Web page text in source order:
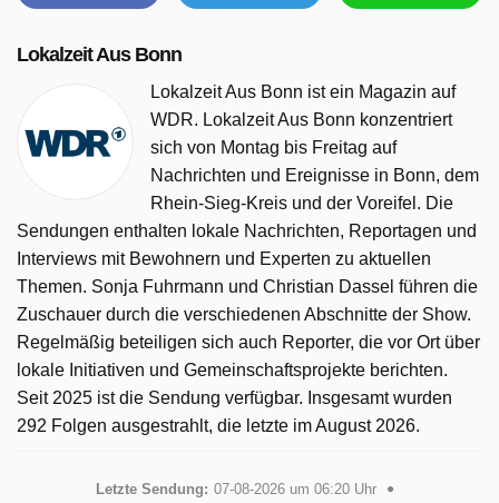
Lokalzeit Aus Bonn
Lokalzeit Aus Bonn ist ein Magazin auf
WDR. Lokalzeit Aus Bonn konzentriert
sich von Montag bis Freitag auf
Nachrichten und Ereignisse in Bonn, dem
Rhein-Sieg-Kreis und der Voreifel. Die
Sendungen enthalten lokale Nachrichten, Reportagen und
Interviews mit Bewohnern und Experten zu aktuellen
Themen. Sonja Fuhrmann und Christian Dassel führen die
Zuschauer durch die verschiedenen Abschnitte der Show.
Regelmäßig beteiligen sich auch Reporter, die vor Ort über
lokale Initiativen und Gemeinschaftsprojekte berichten.
Seit 2025 ist die Sendung verfügbar. Insgesamt wurden
292 Folgen ausgestrahlt, die letzte im August 2026.
Letzte Sendung: 07-08-2026 um 06:20 Uhr